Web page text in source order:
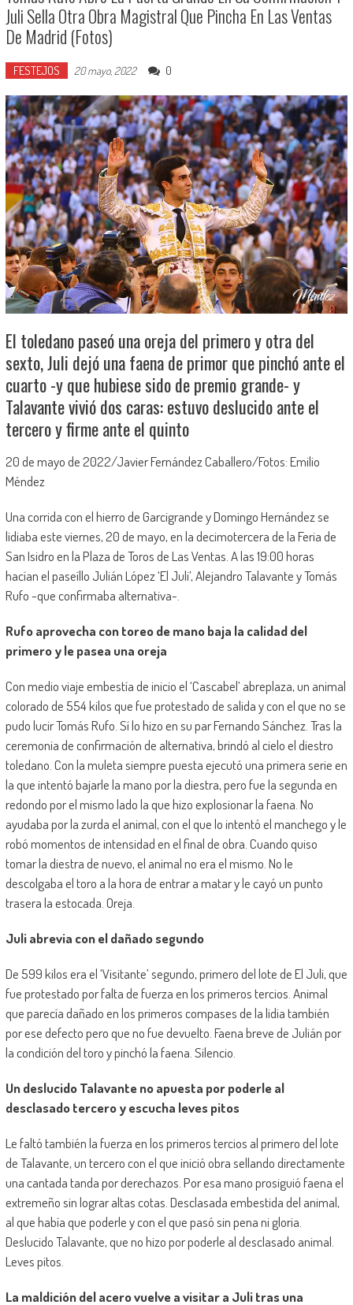
Juli Sella Otra Obra Magistral Que Pincha En Las Ventas
De Madrid (Fotos)
FESTEJOS 20 mayo, 2022 0
El toledano paseó una oreja del primero y otra del
sexto, Juli dejó una faena de primor que pinchó ante el
cuarto -y que hubiese sido de premio grande- y
Talavante vivió dos caras: estuvo deslucido ante el
tercero y firme ante el quinto
20 de mayo de 2022/Javier Fernández Caballero/Fotos: Emilio
Méndez
Una corrida con el hierro de Garcigrande y Domingo Hernández se
lidiaba este viernes, 20 de mayo, en la decimotercera de la Feria de
San Isidro en la Plaza de Toros de Las Ventas. A las 19:00 horas
hacían el paseíllo Julián López ‘El Juli’, Alejandro Talavante y Tomás
Rufo -que confirmaba alternativa-.
Rufo aprovecha con toreo de mano baja la calidad del
primero y le pasea una oreja
Con medio viaje embestía de inicio el ‘Cascabel’ abreplaza, un animal
colorado de 554 kilos que fue protestado de salida y con el que no se
pudo lucir Tomás Rufo. Sí lo hizo en su par Fernando Sánchez. Tras la
ceremonia de confirmación de alternativa, brindó al cielo el diestro
toledano. Con la muleta siempre puesta ejecutó una primera serie en
la que intentó bajarle la mano por la diestra, pero fue la segunda en
redondo por el mismo lado la que hizo explosionar la faena. No
ayudaba por la zurda el animal, con el que lo intentó el manchego y le
robó momentos de intensidad en el final de obra. Cuando quiso
tomar la diestra de nuevo, el animal no era el mismo. No le
descolgaba el toro a la hora de entrar a matar y le cayó un punto
trasera la estocada. Oreja.
Juli abrevia con el dañado segundo
De 599 kilos era el ‘Visitante’ segundo, primero del lote de El Juli, que
fue protestado por falta de fuerza en los primeros tercios. Animal
que parecía dañado en los primeros compases de la lidia también
por ese defecto pero que no fue devuelto. Faena breve de Julián por
la condición del toro y pinchó la faena. Silencio.
Un deslucido Talavante no apuesta por poderle al
desclasado tercero y escucha leves pitos
Le faltó también la fuerza en los primeros tercios al primero del lote
de Talavante, un tercero con el que inició obra sellando directamente
una cantada tanda por derechazos. Por esa mano prosiguió faena el
extremeño sin lograr altas cotas. Desclasada embestida del animal,
al que había que poderle y con el que pasó sin pena ni gloria.
Deslucido Talavante, que no hizo por poderle al desclasado animal.
Leves pitos.
La maldición del acero vuelve a visitar a Juli tras una